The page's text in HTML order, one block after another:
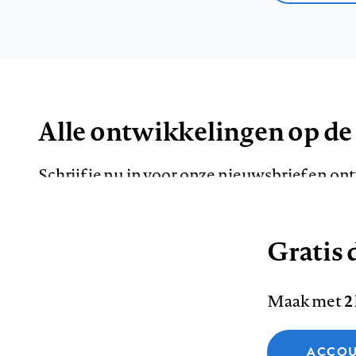
Alle ontwikkelingen op de
Schrijf je nu in voor onze nieuwsbrief en
Gratis
Maak met
Functionele cookies